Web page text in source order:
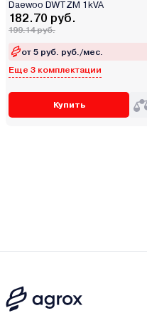
Daewoo DWTZM 1kVA
182.70 руб.
199.14 руб.
от 5 руб. руб./мес.
Еще 3 комплектации
Купить